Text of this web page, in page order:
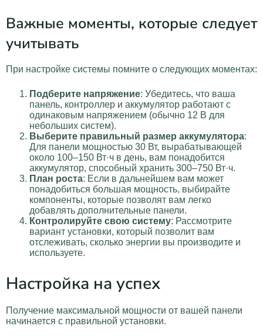
Важные моменты, которые следует
учитывать
При настройке системы помните о следующих моментах:
Подберите напряжение: Убедитесь, что ваша
панель, контроллер и аккумулятор работают с
одинаковым напряжением (обычно 12 В для
небольших систем).
Выберите правильный размер аккумулятора:
Для панели мощностью 30 Вт, вырабатывающей
около 100–150 Вт·ч в день, вам понадобится
аккумулятор, способный хранить 300–750 Вт·ч.
План роста: Если в дальнейшем вам может
понадобиться большая мощность, выбирайте
компоненты, которые позволят вам легко
добавлять дополнительные панели.
Контролируйте свою систему: Рассмотрите
вариант установки, который позволит вам
отслеживать, сколько энергии вы производите и
используете.
Настройка на успех
Получение максимальной мощности от вашей панели
начинается с правильной установки.